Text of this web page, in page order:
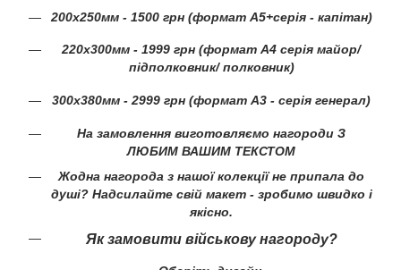
200х250мм - 1500 грн (формат А5+серія - капітан)
220х300мм - 1999 грн (формат А4 серія майор/
підполковник/ полковник)
300х380мм - 2999 грн (формат А3 - серія генерал)
На замовлення виготовляємо нагороди З
ЛЮБИМ ВАШИМ ТЕКСТОМ
Жодна нагорода з нашої колекції не припала до
душі? Надсилайте свій макет - зробимо швидко і
якісно.
Як замовити військову нагороду?